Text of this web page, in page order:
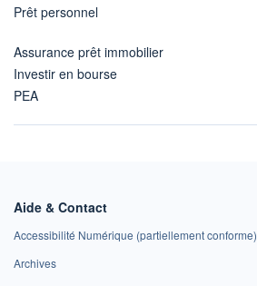
Prêt personnel
Assurance prêt immobilier
Investir en bourse
PEA
Aide & Contact
Accessibilité Numérique (partiellement conforme)
Archives